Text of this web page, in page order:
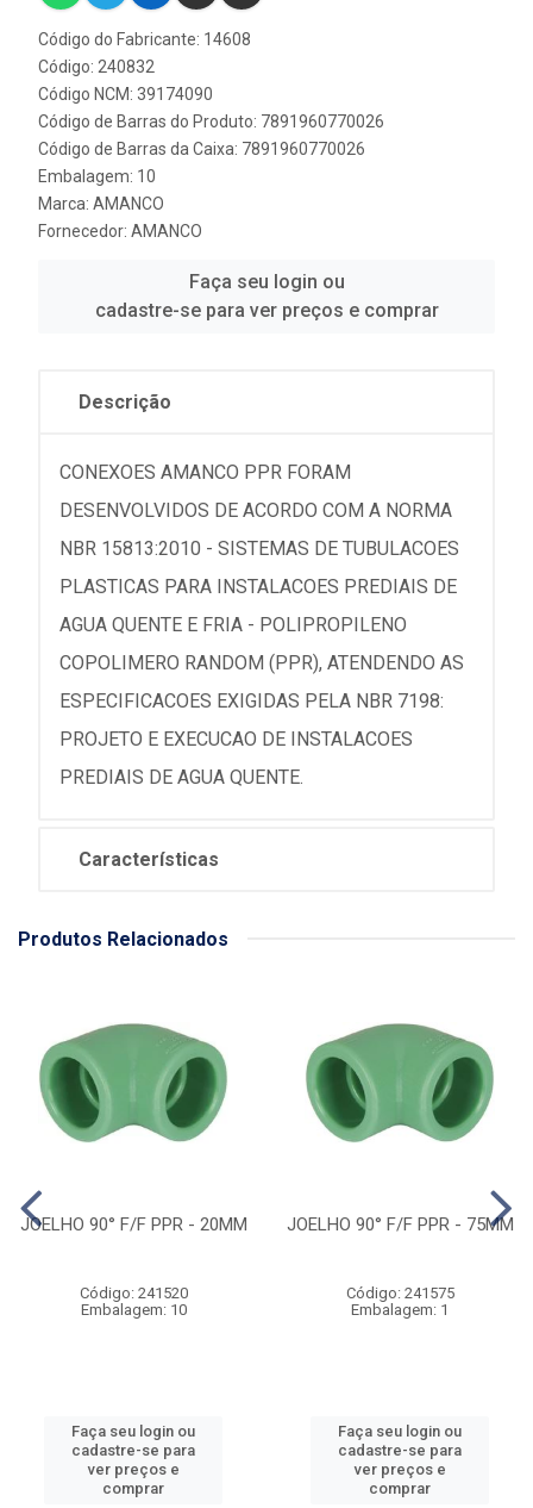
Código do Fabricante: 14608
Código: 240832
Código NCM: 39174090
Código de Barras do Produto: 7891960770026
Código de Barras da Caixa: 7891960770026
Embalagem: 10
Marca: AMANCO
Fornecedor: AMANCO
Faça seu login ou
cadastre-se para ver preços e comprar
Descrição
CONEXOES AMANCO PPR FORAM
DESENVOLVIDOS DE ACORDO COM A NORMA
NBR 15813:2010 - SISTEMAS DE TUBULACOES
PLASTICAS PARA INSTALACOES PREDIAIS DE
AGUA QUENTE E FRIA - POLIPROPILENO
COPOLIMERO RANDOM (PPR), ATENDENDO AS
ESPECIFICACOES EXIGIDAS PELA NBR 7198:
PROJETO E EXECUCAO DE INSTALACOES
PREDIAIS DE AGUA QUENTE.
Características
Produtos Relacionados
JOELHO 90° F/F PPR - 20MM
Código: 241520
Embalagem: 10
Faça seu login ou
cadastre-se para
ver preços e
comprar
JOELHO 90° F/F PPR - 75MM
Código: 241575
Embalagem: 1
Faça seu login ou
cadastre-se para
ver preços e
comprar